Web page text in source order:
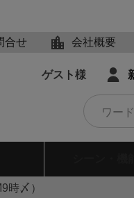
合せ 会社概要
ゲスト様
時〆）